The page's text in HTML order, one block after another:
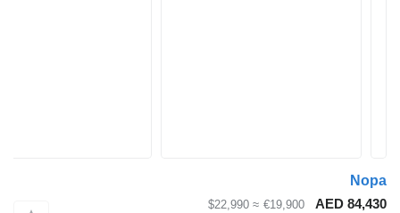
Nopa
AED 84,430
€19,900
≈ $22,990